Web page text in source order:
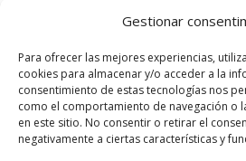
Gestionar
Para ofrecer las mejores experiencias,
cookies para almacenar y/o acceder a la
consentimiento de estas tecnologías nos
como el comportamiento de navegación o
en este sitio. No consentir o retirar el
negativamente a ciertas características y